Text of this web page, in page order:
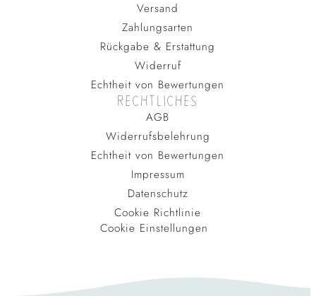
Versand
Zahlungsarten
Rückgabe & Erstattung
Widerruf
Echtheit von Bewertungen
RECHTLICHES
AGB
Widerrufsbelehrung
Echtheit von Bewertungen
Impressum
Datenschutz
Cookie Richtlinie
Cookie Einstellungen